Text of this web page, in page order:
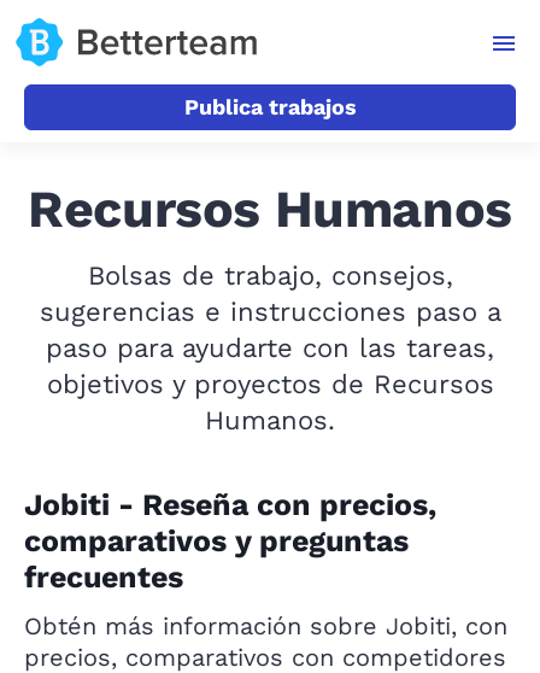
Publica trabajos
Recursos Humanos
Bolsas de trabajo, consejos,
sugerencias e instrucciones paso a
paso para ayudarte con las tareas,
objetivos y proyectos de Recursos
Humanos.
Jobiti - Reseña con precios,
comparativos y preguntas
frecuentes
Obtén más información sobre Jobiti, con
precios, comparativos con competidores